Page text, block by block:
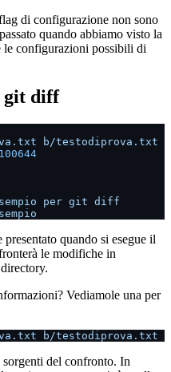
di configurazione non sono
quando abbiamo visto la
le configurazioni possibili di
git diff
b/testodiprova.txt
per git diff
quando si esegue il
le modifiche in
Vediamole una per
b/testodiprova.txt
del confronto. In